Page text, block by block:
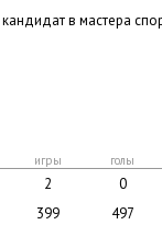
кандидат в мастера
игры голы
2
0
399 497